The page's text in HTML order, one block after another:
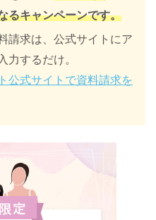
るキャンペーンです。
請求は、公式サイトにア
力するだけ。
公式サイトで資料請求を